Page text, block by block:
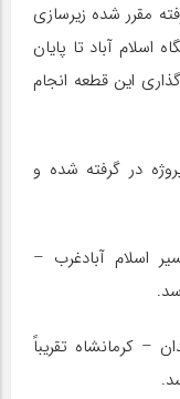
مقرر شده زیرسازی
اسلام آباد تا پایان
و سال ۹۸ نیز ریل گذاری این قطعه انجام
در گرفته شده و
اسلام آبادغرب –
– کرمانشاه تقریباً